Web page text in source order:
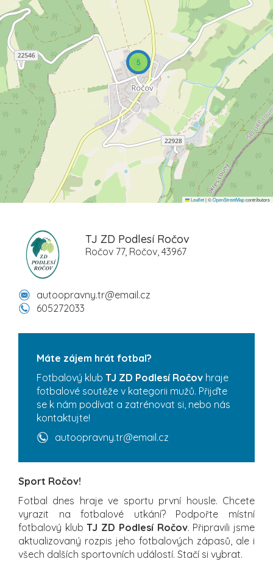
5
Leaflet|©OpenStreetMapcontributors
TJ ZD Podlesí Ročov
Ročov 77, Ročov, 43967
autoopravny.tr@email.cz
605272033
Máte zájem hrát fotbal?
Fotbalový klub TJ ZD Podlesí Ročov hraje
fotbalové soutěže v kategorii mužů. Přijďte
se k nám podívat a zatrénovat si, nebo nás
kontaktujte!
autoopravny.tr@email.cz
Sport Ročov!
Fotbal dnes hraje ve sportu první housle. Chcete
vyrazit na fotbalové utkání? Podpořte místní
fotbalový klubTJ ZD Podlesí Ročov. Připravili jsme
aktualizovaný rozpis jeho fotbalových zápasů, ale i
všech dalších sportovních událostí. Stačí si vybrat.